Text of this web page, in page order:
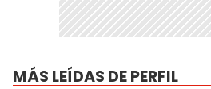
MÁS LEÍDAS DE PERFIL